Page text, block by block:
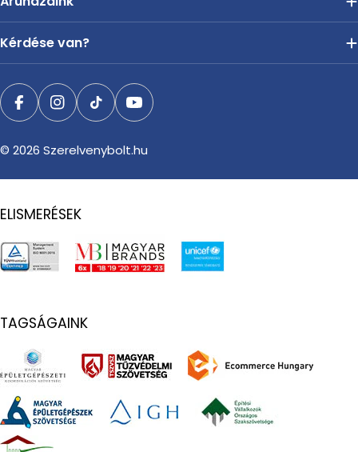
Kérdése van?
FacebookInstagram
TikTokYouTube
© 2026 Szerelvenybolt.hu
ELISMERÉSEK
TAGSÁGAINK